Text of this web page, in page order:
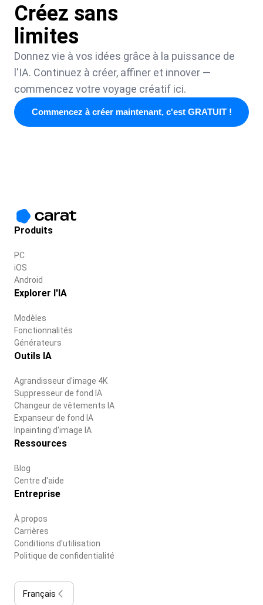
Créez sans
limites
Donnez vie à vos idées grâce à la puissance de
l'IA. Continuez à créer, affiner et innover —
commencez votre voyage créatif ici.
Commencez à créer maintenant, c'est GRATUIT !
Produits
PC
iOS
Android
Explorer l'IA
Modèles
Fonctionnalités
Générateurs
Outils IA
Agrandisseur d'image 4K
Suppresseur de fond IA
Changeur de vêtements IA
Expanseur de fond IA
Inpainting d'image IA
Ressources
Blog
Centre d'aide
Entreprise
À propos
Carrières
Conditions d'utilisation
Politique de confidentialité
Français